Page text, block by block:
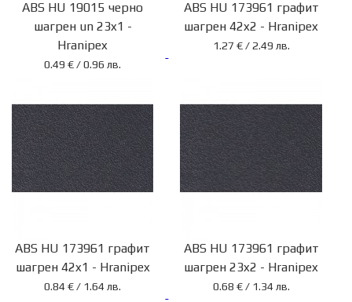
ABS HU 19015 черно
шагрен un 23x1 -
Hranipex
0.49 € / 0.96 лв.
ABS HU 173961 графит
шагрен 42x2 - Hranipex
1.27 € / 2.49 лв.
ABS HU 173961 графит
шагрен 42x1 - Hranipex
0.84 € / 1.64 лв.
ABS HU 173961 графит
шагрен 23x2 - Hranipex
0.68 € / 1.34 лв.